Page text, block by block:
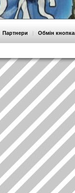
Партнери | Обмін